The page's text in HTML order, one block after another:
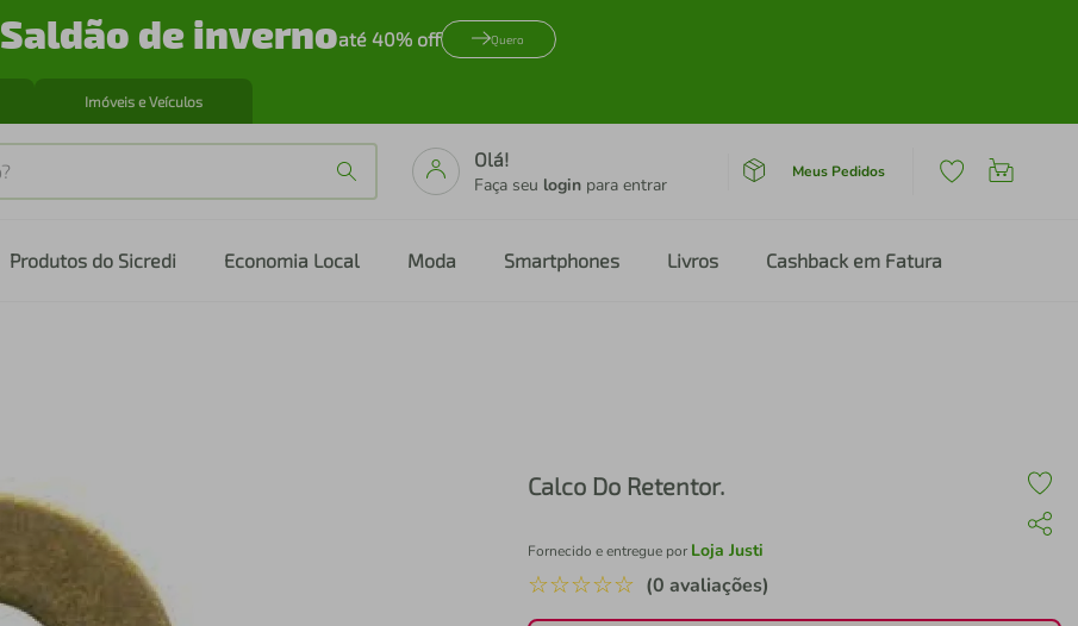
Saldão de invernoaté 40% off Quero
Imóveis e Veículos
Olá!
Faça seu login para entrar
Meus Pedidos
Produtos do Sicredi Economia Local Moda Smartphones Livros Cashback em Fatura
Calco Do Retentor.
Fornecido e entregue por Loja Justi
☆☆☆☆☆ (0 avaliações)